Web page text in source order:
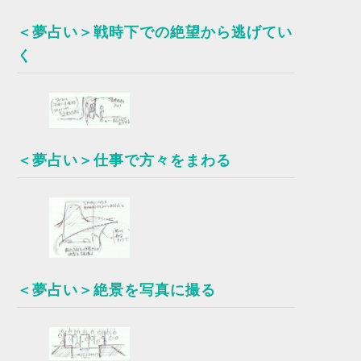
＜夢占い＞戦時下での絶望から逃げてい
く
＜夢占い＞仕事で方々をまわる
＜夢占い＞絶景を写真に撮る